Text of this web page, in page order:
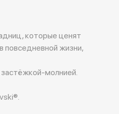
которые ценят
повседневной жизни,
молнией.